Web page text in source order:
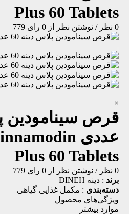
Plus 60 Tablets
0 نظر / نوشتن نظر از 0 رای 779
×
عددی
Plus 60 Tablets
0 نظر / نوشتن نظر از 0 رای
779
برند : دینه DINEH
دسته‌بندی : مکمل غذایی گیاهی
ویژگی‌های محصول
موارد بیشتر